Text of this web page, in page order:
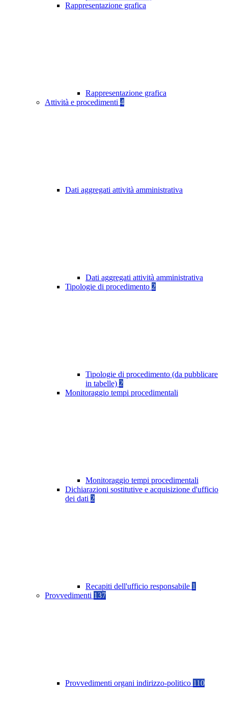
Rappresentazione grafica
Rappresentazione grafica
Attività e procedimenti 4
Dati aggregati attività amministrativa
Dati aggregati attività amministrativa
Tipologie di procedimento 2
Tipologie di procedimento (da pubblicare
in tabelle) 2
Monitoraggio tempi procedimentali
Monitoraggio tempi procedimentali
Dichiarazioni sostitutive e acquisizione d'ufficio
dei dati 2
Recapiti dell'ufficio responsabile 1
Provvedimenti 137
Provvedimenti organi indirizzo-politico 110